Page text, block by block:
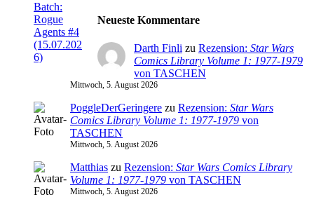
Neueste Kommentare
Darth Finli zu Rezension: Star Wars
Comics Library Volume 1: 1977-1979
von TASCHEN
Mittwoch, 5. August 2026
PoggleDerGeringere zu Rezension: Star Wars
Comics Library Volume 1: 1977-1979 von
TASCHEN
Mittwoch, 5. August 2026
Matthias zu Rezension: Star Wars Comics Library
Volume 1: 1977-1979 von TASCHEN
Mittwoch, 5. August 2026